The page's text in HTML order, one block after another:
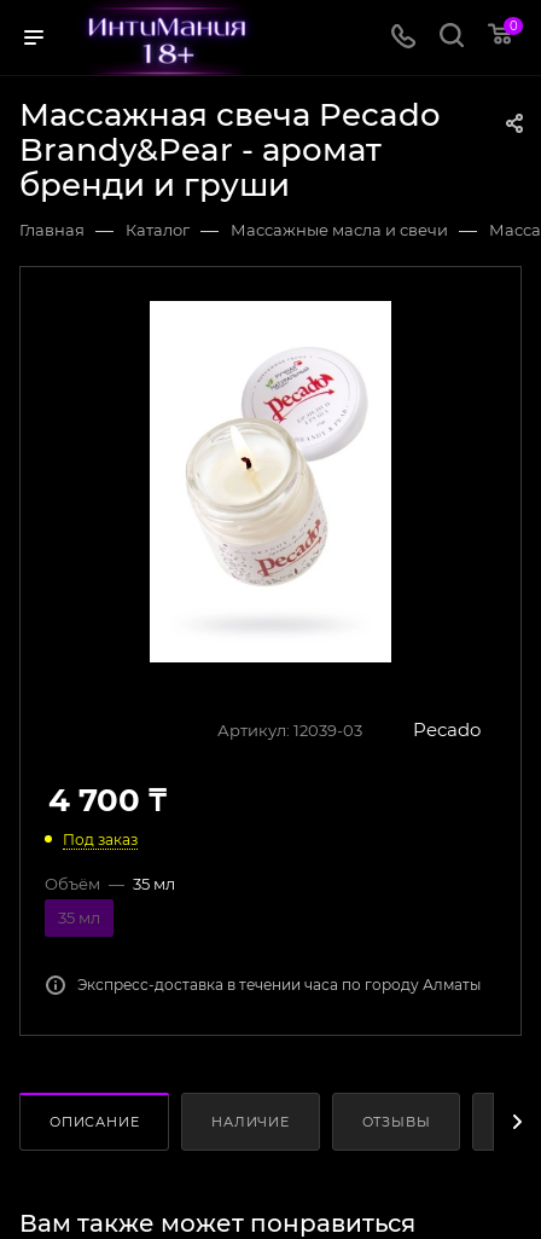
0
Массажная свеча Pecado
Brandy&Pear - аромат
бренди и груши
Главная — Каталог — Массажные масла и свечи —
Артикул: 12039-03 Pecado
4 700 ₸
Под заказ
Объём — 35 мл
35 мл
Экспресс-доставка в течении часа по городу Алматы
ОПИСАНИЕ НАЛИЧИЕ ОТЗЫВЫ
Вам также может понравиться